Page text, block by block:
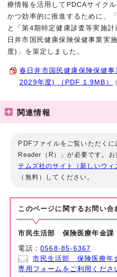
療情報を活用してPDCAサイク
かつ効率的に推進するために、
と「第4期特定健康診査等実施
日井市国民健康保険保健事業実
度)」を策定しました。
春日井市国民健康保険保健
2029年度) （PDF 1.9MB）
関連情報
PDFファイルをご覧いただくに
Reader（R）」が必要です。お
テムズ社のサイト（新しいウィ
（無料）してください。
このページに関する お問い合
市民生活部 保険医療年金課
電話：0568-85-6367
市民生活部 保険医療年
専用フォームをご利用くださ